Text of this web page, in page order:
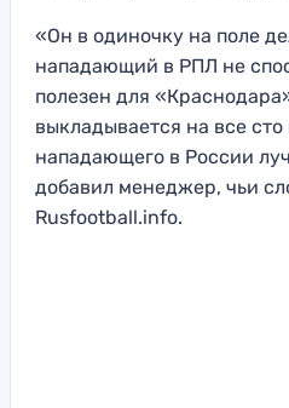
«Он в одиночку на поле
нападающий в РПЛ не
полезен для
выкладывается на все
нападающего в России
добавил менеджер, чьи
Rusfootball.info.